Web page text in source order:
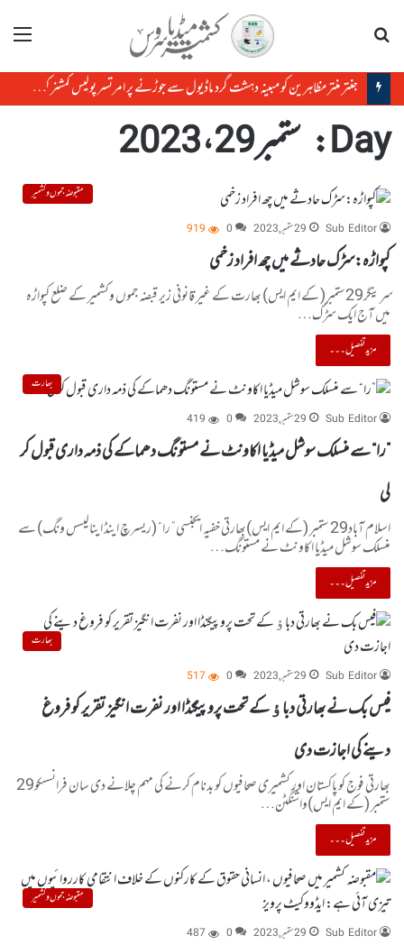
مینو
جنتر منتر مظاہرین کو مبینہ دہشت گرد ماڈیول سے جوڑنے پر امرتسر پولیس کمشنر کو ہٹا دیاگیا
Day: ستمبر 29، 2023
مقبوضہ جموں و کشمیر
Sub Editor
29 ستمبر, 2023 0
919
کپواڑہ:سڑک حادثے میں چھ افراد زخمی
سرینگر29ستمبر( کے ایم ایس) بھارت کے غیر قانونی زیر قبضہ جموں وکشمیر کے ضلع کپواڑہ
میں آج ایک سڑک…
مزید تفصیل۔۔۔
بھارت
Sub Editor
29 ستمبر, 2023 0
419
”را“ سے منسلک سوشل میڈیا اکاونٹ نے مستونگ دھماکے کی ذمہ داری قبول کر
لی
اسلام آباد29 ستمبر (کے ایم ایس)بھارتی خفیہ ایجنسی” را“ (ریسرچ اینڈ اینالیسس ونگ) سے
منسلک سوشل میڈیا اکاونٹ نے مستونگ…
مزید تفصیل۔۔۔
بھارت
Sub Editor
29 ستمبر, 2023 0
517
فیس بک نے بھارتی دباﺅ کے تحت پروپیگنڈا اور نفرت انگیز تقریر کو فروغ
دینے کی اجازت دی
بھارتی فوج کو پاکستان اور کشمیری صحافیوں کو بدنام کرنے کی مہم چلانے دی سان فرانسسکو29
ستمبر (کے ایم ایس)واشنگٹن…
مزید تفصیل۔۔۔
مقبوضہ جموں و کشمیر
Sub Editor
29 ستمبر, 2023 0
487